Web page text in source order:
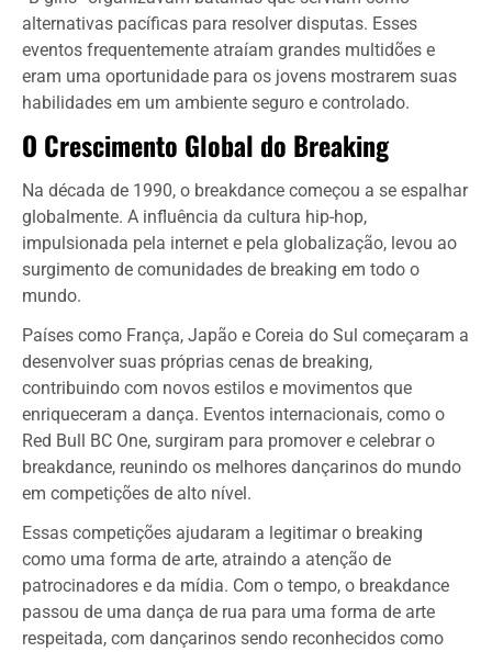
alternativas pacíficas para resolver disputas. Esses
eventos frequentemente atraíam grandes multidões e
eram uma oportunidade para os jovens mostrarem suas
habilidades em um ambiente seguro e controlado.
O Crescimento Global do Breaking
Na década de 1990, o breakdance começou a se espalhar
globalmente. A influência da cultura hip-hop,
impulsionada pela internet e pela globalização, levou ao
surgimento de comunidades de breaking em todo o
mundo.
Países como França, Japão e Coreia do Sul começaram a
desenvolver suas próprias cenas de breaking,
contribuindo com novos estilos e movimentos que
enriqueceram a dança. Eventos internacionais, como o
Red Bull BC One, surgiram para promover e celebrar o
breakdance, reunindo os melhores dançarinos do mundo
em competições de alto nível.
Essas competições ajudaram a legitimar o breaking
como uma forma de arte, atraindo a atenção de
patrocinadores e da mídia. Com o tempo, o breakdance
passou de uma dança de rua para uma forma de arte
respeitada, com dançarinos sendo reconhecidos como